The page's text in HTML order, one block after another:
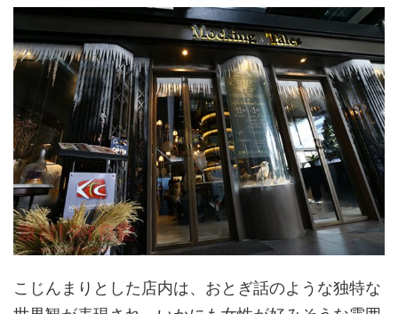
こじんまりとした店内は、おとぎ話のような独特な